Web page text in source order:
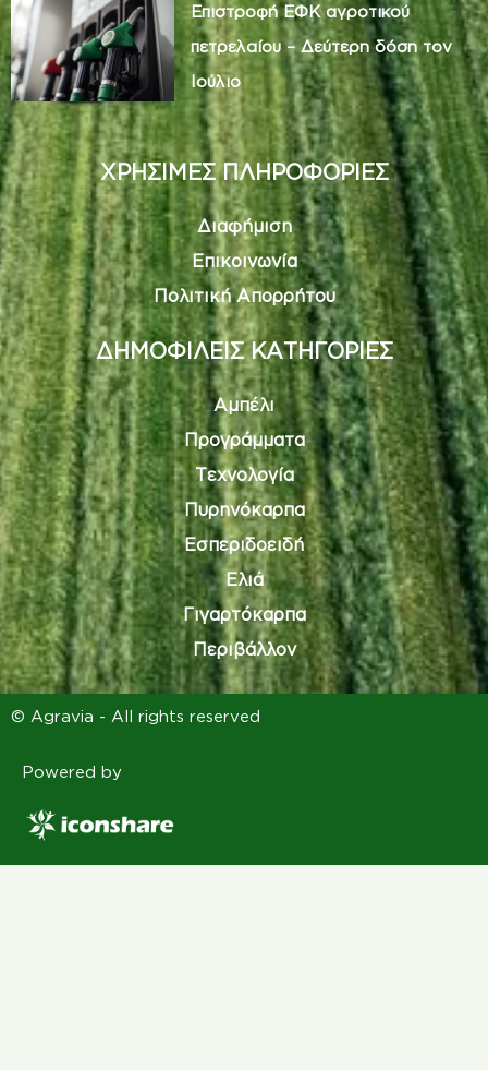
Επιστροφή ΕΦΚ αγροτικού
πετρελαίου – Δεύτερη δόση τον
Ιούλιο
ΧΡΗΣΙΜΕΣ ΠΛΗΡΟΦΟΡΙΕΣ
Διαφήμιση
Επικοινωνία
Πολιτική Απορρήτου
ΔΗΜΟΦΙΛΕΙΣ ΚΑΤΗΓΟΡΙΕΣ
Αμπέλι
Προγράμματα
Τεχνολογία
Πυρηνόκαρπα
Εσπεριδοειδή
Ελιά
Γιγαρτόκαρπα
Περιβάλλον
© Agravia - All rights reserved
Powered by